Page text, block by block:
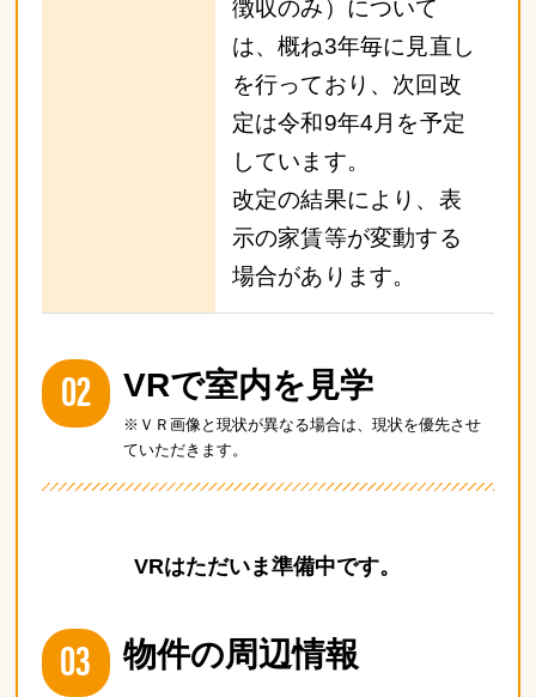
徴収のみ）について
は、概ね3年毎に見直し
を行っており、次回改
定は令和9年4月を予定
しています。
改定の結果により、表
示の家賃等が変動する
場合があります。
02 VRで室内を見学
※ＶＲ画像と現状が異なる場合は、現状を優先させ
ていただきます。
VRはただいま準備中です。
03 物件の周辺情報